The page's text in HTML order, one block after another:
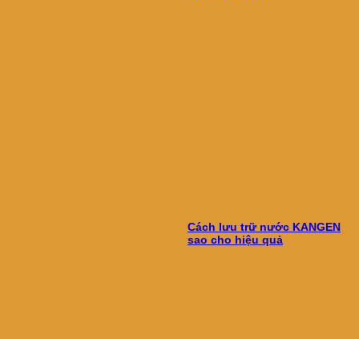
Cách lưu trữ nước KANGEN
sao cho hiệu quả